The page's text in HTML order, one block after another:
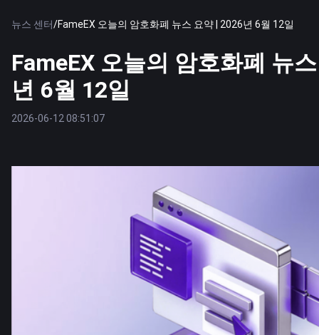
뉴스 센터/FameEX 오늘의 암호화폐 뉴스 요약 | 2026년 6월 12일
FameEX 오늘의 암호화폐 뉴
년 6월 12일
2026-06-12 08:51:07